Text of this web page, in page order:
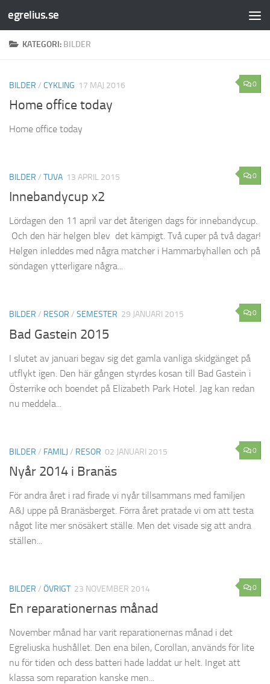
Hoppa till innehåll
egrelius.se
KATEGORI: BILDER
0
BILDER / CYKLING 17 MAJ 2016
Home office today
Home office today
0
BILDER / TUVA 13 APRIL 2015
Innebandycup x2
Lördagen den 11 april var det återigen dags för innebandycup.
Och den här helgen blev det kämpigt. Två cuper på två dagar!
Helgen inleddes med några matcher i Hammarbyhallen och på
söndagen ytterligare några...
0
BILDER / RESOR / SEMESTER 29 JANUARI 2015
Bad Gastein 2015
I slutet av januari begav sig det gamla vanliga skidgänget på
utflykt igen. Den här gången styrdes kosan till Bad Gastein i
Österrike och boendet på Elizabeth Park Hotel. Jag kan redan
nu meddela...
0
BILDER / FAMILJ / RESOR 02 JANUARI 2015
Nyår 2014 i Branäs
För andra året i rad firade vi nyår tillsammans med familjen
A&J uppe på Branäsberget. Förra året pratade vi om att testa
något lite mer snösäkert ställe. Men det visade sig att andra
ställen...
0
BILDER / ÖVRIGT 23 NOVEMBER 2014
En reparationernas månad
November månad har varit reparationernas månad i det
Egreliuska hushållet. Den ena bilen, Corollan, används för lite
nu för tiden och dess batteri hade laddat ur helt. Inget att
klassa som reparation kanske men...